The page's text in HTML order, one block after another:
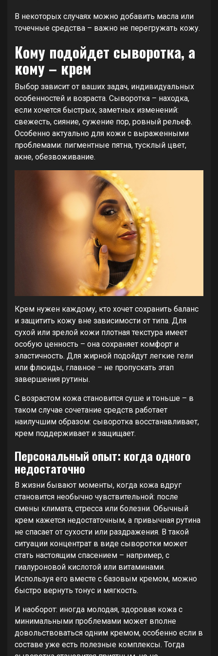
В некоторых случаях можно добавить масла или
точечные средства – важно не перегружать кожу.
Кому подойдет сыворотка, а
кому – крем
Выбор зависит от ваших задач, индивидуальных
особенностей и возраста. Сыворотка – находка,
если хочется быстрых, заметных изменений:
свежесть, сияние, сужение пор, ровный рельеф.
Особенно актуально для кожи с выраженными
проблемами: пигментные пятна, тусклый цвет,
акне, обезвоживание.
Крем нужен каждому, кто хочет сохранить баланс
и защитить кожу вне зависимости от типа. Для
сухой или зрелой кожи плотная текстура имеет
особую ценность – она сохраняет комфорт и
эластичность. Для жирной подойдут легкие гели
или флюиды, главное – не пропускать этап
завершения рутины.
С возрастом кожа становится суше и тоньше – в
таком случае сочетание средств работает
наилучшим образом: сыворотка восстанавливает,
крем поддерживает и защищает.
Персональный опыт: когда одного
недостаточно
В жизни бывают моменты, когда кожа вдруг
становится необычно чувствительной: после
смены климата, стресса или болезни. Обычный
крем кажется недостаточным, а привычная рутина
не спасает от сухости или раздражения. В такой
ситуации концентрат в виде сыворотки может
стать настоящим спасением – например, с
гиалуроновой кислотой или витаминами.
Используя его вместе с базовым кремом, можно
быстро вернуть тонус и мягкость.
И наоборот: иногда молодая, здоровая кожа с
минимальными проблемами может вполне
довольствоваться одним кремом, особенно если в
составе уже есть полезные комплексы. Тогда